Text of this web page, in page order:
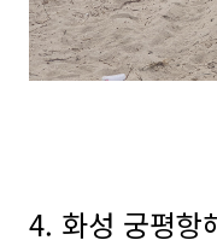
4. 화성 궁평항